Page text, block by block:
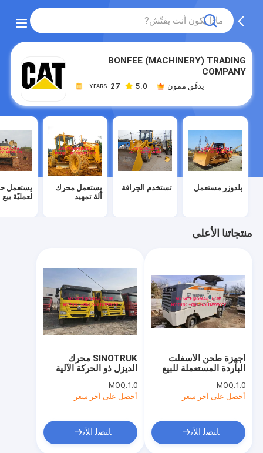
BONFEE (MACHINERY) TRADING
COMPANY
27
YEARS 5.0 يدقّق ممون
بلدوزر مستعمل تستخدم الجرافة
يستعمل محرك
آلة تمهيد
يستعمل
لعمليّة بيع
منتجاتنا الأعلى
SINOTRUK محرك
الديزل ذو الحركة الآلية
قمامة للمشاريع الكبيرة
MOQ:1.0
أحصل على آخر سعر
ﺎﺘﺼﻟ ﺍﻶﻧ
أجهزة طحن الأسفلت
الباردة المستعملة للبيع
MOQ:1.0
أحصل على آخر سعر
ﺎﺘﺼﻟ ﺍﻶﻧ